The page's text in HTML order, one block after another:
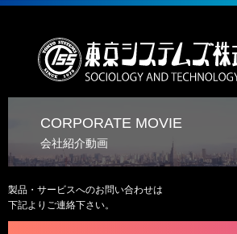
CORPORATE MOVIE
会社紹介動画
製品・サービスへのお問い合わせは
下記よりご連絡下さい。